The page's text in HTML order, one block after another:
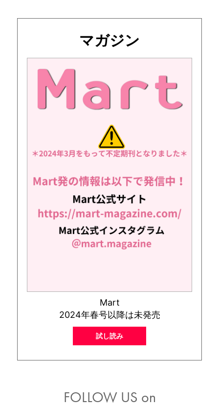
マガジン
Mart
2024年春号以降は未発売
試し読み
FOLLOW US on